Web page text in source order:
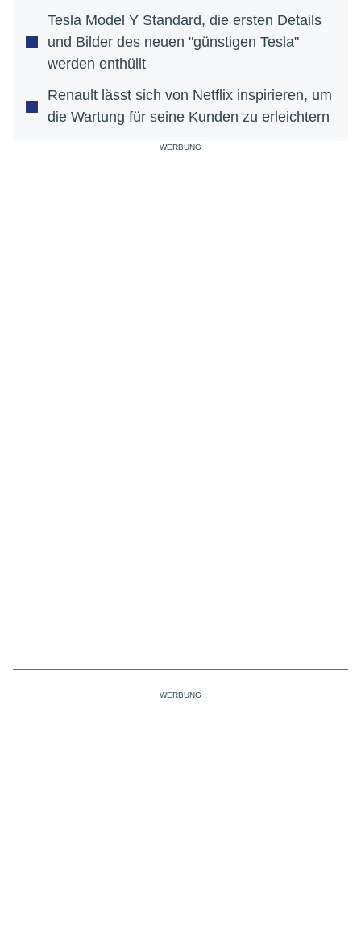
Tesla Model Y Standard, die ersten Details
und Bilder des neuen "günstigen Tesla"
werden enthüllt
Renault lässt sich von Netflix inspirieren, um
die Wartung für seine Kunden zu erleichtern